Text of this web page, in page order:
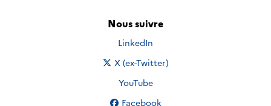
Nous suivre
Nous suivre sur
LinkedIn
Nous suivre sur
X (ex-Twitter)
Nous suivre sur
YouTube
Nous suivre sur
Facebook